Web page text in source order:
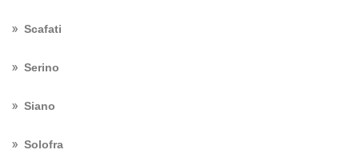
Scafati
Serino
Siano
Solofra